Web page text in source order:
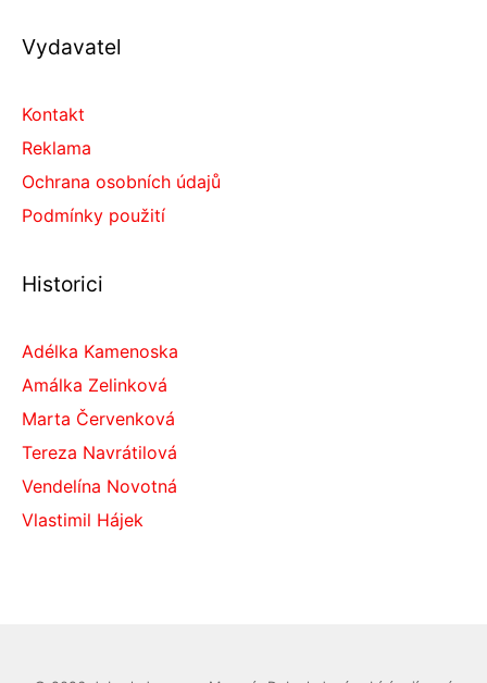
Vydavatel
Kontakt
Reklama
Ochrana osobních údajů
Podmínky použití
Historici
Adélka Kamenoska
Amálka Zelinková
Marta Červenková
Tereza Navrátilová
Vendelína Novotná
Vlastimil Hájek